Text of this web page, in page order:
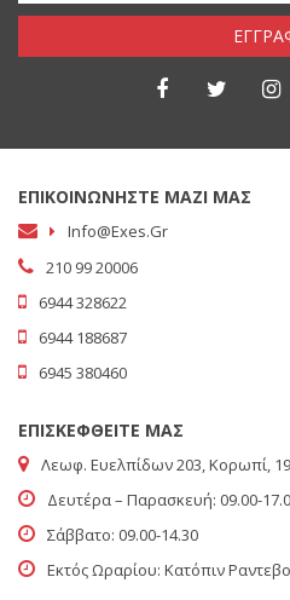
ΕΠΙΚΟΙΝΩΝΗΣΤΕ ΜΑΖΙ ΜΑΣ
Info@exes.gr
210 99 20006
6944 328622
6944 188687
6945 380460
ΕΠΙΣΚΕΦΘΕΙΤΕ ΜΑΣ
Λεωφ. Ευελπίδων 203, Κορωπί,
Δευτέρα – Παρασκευή: 09.00-
Σάββατο: 09.00-14.30
Εκτός Ωραρίου: Κατόπιν